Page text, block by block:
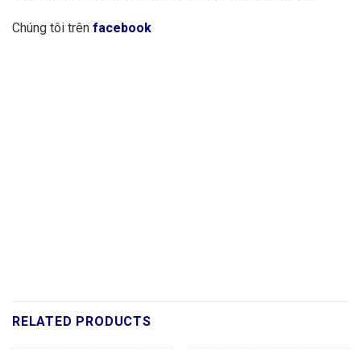
Chúng tôi trên facebook
RELATED PRODUCTS